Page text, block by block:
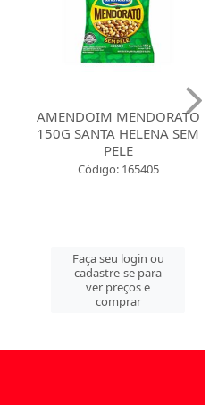
AMENDOIM MENDORATO
150G SANTA HELENA SEM
PELE
Código: 165405
Faça seu login ou
cadastre-se para
ver preços e
comprar